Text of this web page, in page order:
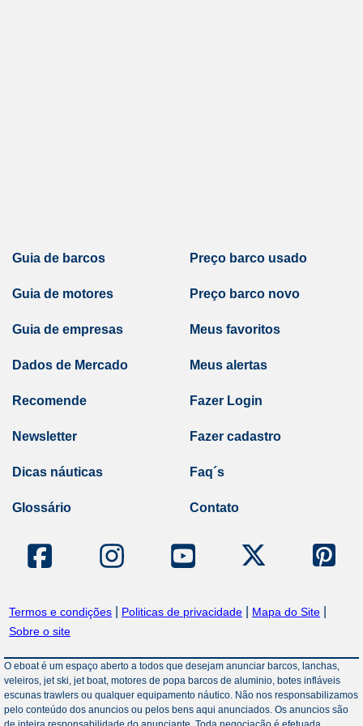
Guia de barcos
Guia de motores
Guia de empresas
Dados de Mercado
Preço barco usado
Preço barco novo
Meus favoritos
Meus alertas
Recomende
Newsletter
Dicas náuticas
Glossário
Fazer Login
Fazer cadastro
Faq´s
Contato
Termos e condições Politicas de privacidade Mapa do Site
Sobre o site
O eboat é um espaço aberto a todos que desejam anunciar barcos, lanchas,
veleiros, jet ski, jet boat, motores de popa barcos de aluminio, botes infláveis
escunas trawlers ou qualquer equipamento náutico. Não nos responsabilizamos
pelo conteúdo dos anuncios ou pelos bens aqui anunciados. Os anuncios são